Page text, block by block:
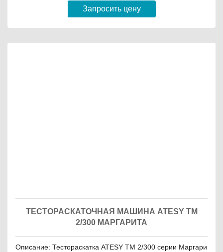
Запросить цену
ТЕСТОРАСКАТОЧНАЯ МАШИНА ATESY ТМ
2/300 МАРГАРИТА
Описание: Тестораскатка ATESY ТМ 2/300 серии Маргари